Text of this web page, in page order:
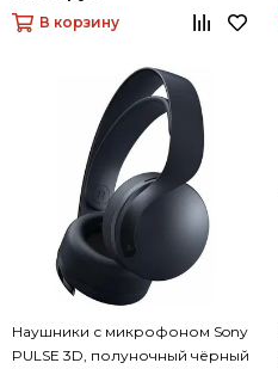
В корзину
Наушники с микрофоном Sony
PULSE 3D, полуночный чёрный